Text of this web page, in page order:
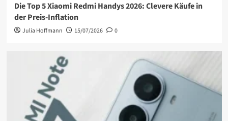
Die Top 5 Xiaomi Redmi Handys 2026: Clevere Käufe in
der Preis-Inflation
Julia Hoffmann 15/07/2026 0